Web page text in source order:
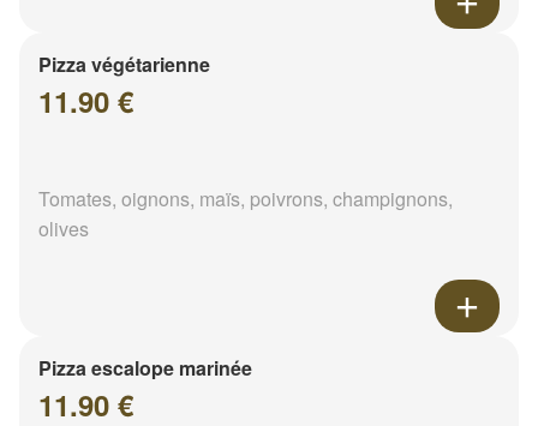
Pizza végétarienne
11.90 €
Tomates, oignons, maïs, poivrons, champignons,
olives
Pizza escalope marinée
11.90 €